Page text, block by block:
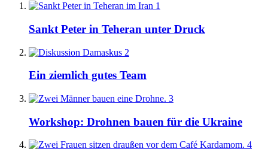
1
Sankt Peter in Teheran unter Druck
2
Ein ziemlich gutes Team
3
Workshop: Drohnen bauen für die Ukraine
4